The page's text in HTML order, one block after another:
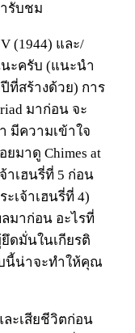
รับชม
(1944) และ/
ะครับ (แนะนำ
ที่สร้างด้วย) การ
มาก่อน จะ
มีความเข้าใจ
มาดู Chimes at
าเฮนรี่ที่ 5 ก่อน
เจ้าเฮนรี่ที่ 4)
ลมาก่อน อะไรที่
ดมั่นในเกียรติ
นี้น่าจะทำให้คุณ
ะเสียชีวิตก่อน